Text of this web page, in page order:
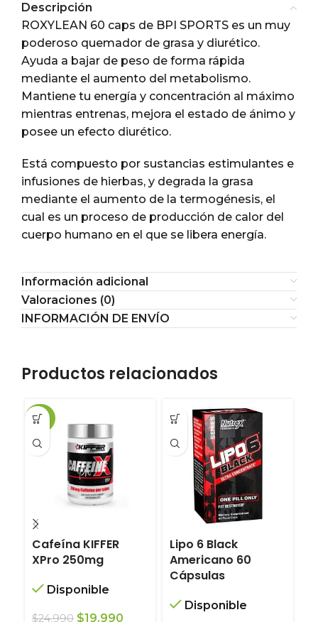
Descripción
ROXYLEAN 60 caps de BPI SPORTS es un muy
poderoso quemador de grasa y diurético.
Ayuda a bajar de peso de forma rápida
mediante el aumento del metabolismo.
Mantiene tu energía y concentración al máximo
mientras entrenas, mejora el estado de ánimo y
posee un efecto diurético.
Está compuesto por sustancias estimulantes e
infusiones de hierbas, y degrada la grasa
mediante el aumento de la termogénesis, el
cual es un proceso de producción de calor del
cuerpo humano en el que se libera energía.
Información adicional
Valoraciones (0)
INFORMACIÓN DE ENVÍO
Productos relacionados
-20%
Cafeína KIFFER
XPro 250mg
Disponible
$24.990 El
$19.990
Lipo 6 Black
Americano 60
Cápsulas
Disponible